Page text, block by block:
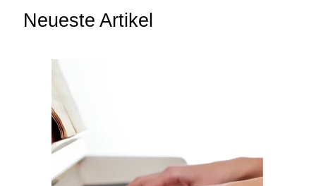
Neueste Artikel